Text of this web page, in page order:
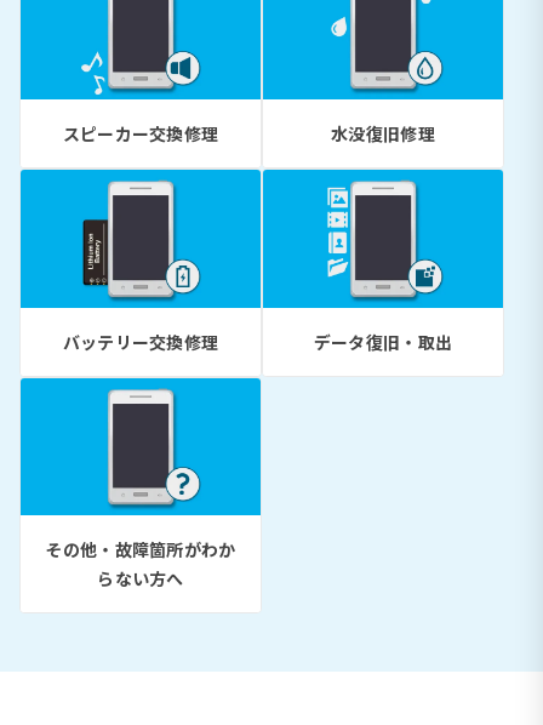
スピーカー交換修理 水没復旧修理
バッテリー交換修理 データ復旧・取出
その他・故障箇所がわか
らない方へ